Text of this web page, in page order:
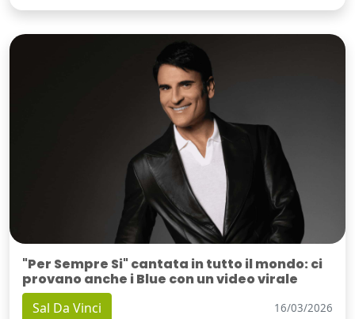
"Per Sempre Si" cantata in tutto il mondo: ci
provano anche i Blue con un video virale
Sal Da Vinci 16/03/2026